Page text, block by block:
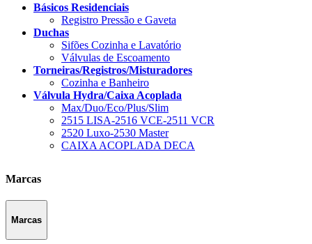
Básicos Residenciais
Registro Pressão e Gaveta
Duchas
Sifões Cozinha e Lavatório
Válvulas de Escoamento
Torneiras/Registros/Misturadores
Cozinha e Banheiro
Válvula Hydra/Caixa Acoplada
Max/Duo/Eco/Plus/Slim
2515 LISA-2516 VCE-2511 VCR
2520 Luxo-2530 Master
CAIXA ACOPLADA DECA
Marcas
Marcas